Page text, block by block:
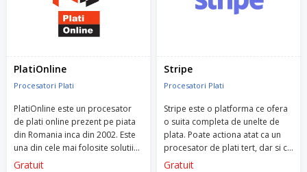
PlatiOnline
Procesatori Plati
PlatiOnline este un procesator
de plati online prezent pe piata
din Romania inca din 2002. Este
una din cele mai folosite solutii
de plata si printre cele mai
Gratuit
Stripe
Procesatori Plati
Stripe este o platforma ce ofera
o suita completa de unelte de
plata. Poate actiona atat ca un
procesator de plati tert, dar si ca
platforma de plata in sine.
Gratuit